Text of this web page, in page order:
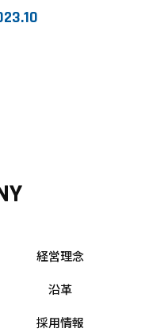
経営理念
沿革
採用情報